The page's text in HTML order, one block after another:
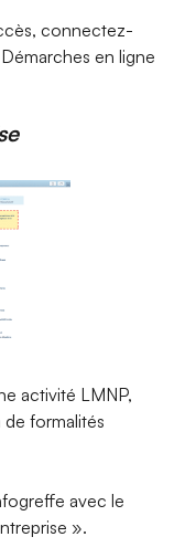
connectez-
en ligne
activité LMNP,
formalités
avec le
».